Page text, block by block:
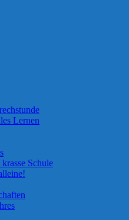
Lernen
Schule